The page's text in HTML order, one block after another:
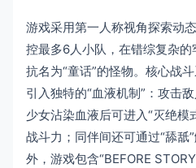
游戏采用第一人称视角探索动
控最多6人小队，在错综复杂
抗名为“童话”的怪物。核心战
引入独特的“血液机制”：攻击
少女沾染血液后可进入“灭绝模
战斗力；同伴间还可通过“舔舐
外，游戏包含“BEFORE